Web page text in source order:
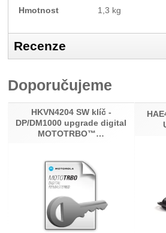
Hmotnost 1,3 kg
Recenze
Recenze
Nebyla přidána žádná
Doporučujeme
HKVN4204 SW klíč -
DP/DM1000 upgrade digital
MOTOTRBO™…